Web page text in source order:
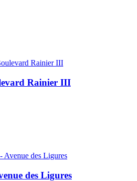
Rainier III
des Ligures